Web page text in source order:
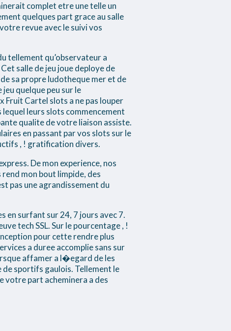
complet etre une telle un
quelques part grace au salle
revue avec le suivi vos
tellement qu’observateur a
salle de jeu joue deploye de
sa propre ludotheque mer et de
quelque peu sur le
Cartel slots a ne pas louper
lequel leurs slots commencement
qualite de votre liaison assiste.
en passant par vos slots sur le
, ! gratification divers.
De mon experience, nos
mon bout limpide, des
pas une agrandissement du
en surfant sur 24, 7 jours avec 7.
tech SSL. Sur le pourcentage , !
pour cette rendre plus
a duree accomplie sans sur
affamer a l�egard de les
sportifs gaulois. Tellement le
votre part acheminera a des